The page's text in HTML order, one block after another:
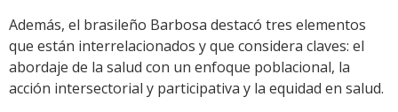
Además, el brasileño Barbosa destacó tres elementos
que están interrelacionados y que considera claves: el
abordaje de la salud con un enfoque poblacional, la
acción intersectorial y participativa y la equidad en salud.